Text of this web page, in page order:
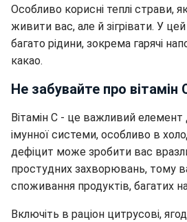
Особливо корисні теплі страви,
живити вас, але й зігрівати. У
багато рідини, зокрема гарячі
какао.
Не забувайте про вітамін
Вітамін C - це важливий елемент
імунної системи, особливо в
дефіцит може зробити вас
простудних захворювань, тому
споживання продуктів, багатих
Включіть в раціон цитрусові,